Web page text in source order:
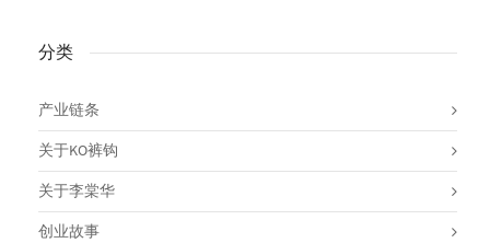
分类
产业链条
关于KO裤钩
关于李棠华
创业故事